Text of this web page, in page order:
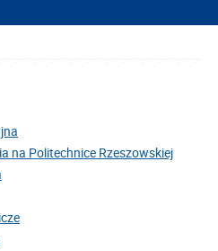
na Politechnice Rzeszowskiej